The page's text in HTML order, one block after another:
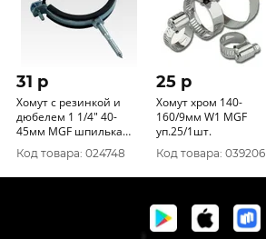
31 p
Хомут с резинкой и
дюбелем 1 1/4" 40-
45мм MGF шпилька
8*80, дюбель 10*50
Код товара: 024748
25 p
Хомут хром 140-
160/9мм W1 MGF
уп.25/1шт.
Код товара: 039206